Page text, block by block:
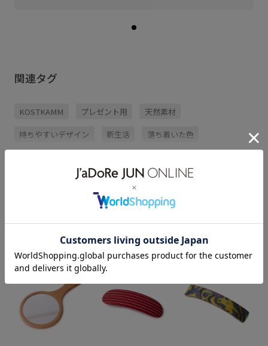
関連タグ
KOSTKAMM プレゼント用 天然素材
持ちやすいデザイン 新生活 落ち着いた色
もっと見る